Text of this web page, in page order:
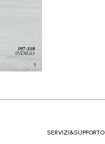
SERVIZI&SUPPORTO